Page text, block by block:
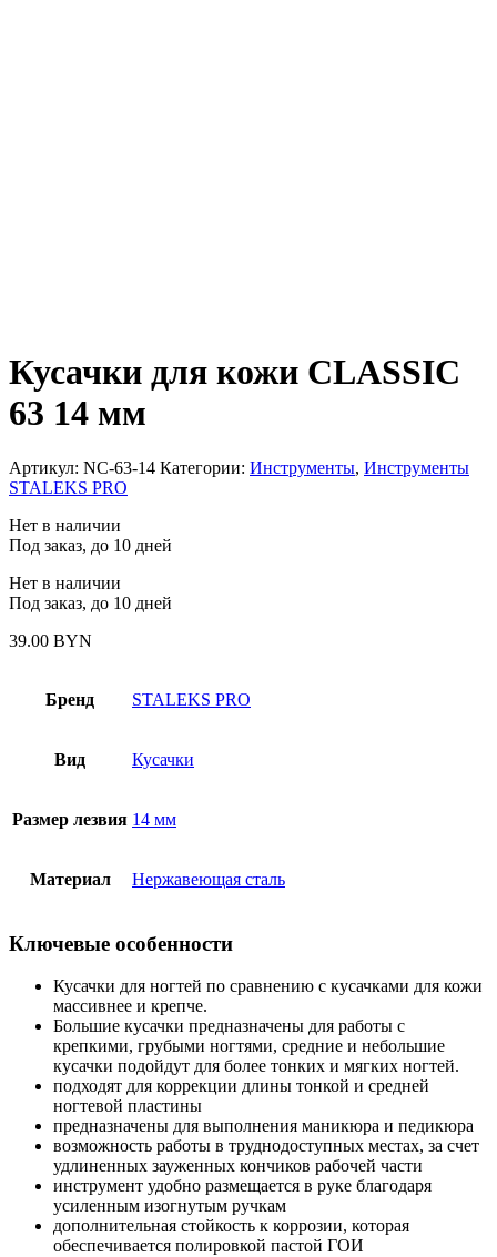
Кусачки для кожи CLASSIC
63 14 мм
Артикул: NC-63-14 Категории: Инструменты, Инструменты
STALEKS PRO
Нет в наличии
Под заказ, до 10 дней
Нет в наличии
Под заказ, до 10 дней
39.00 BYN
Бренд STALEKS PRO
Вид Кусачки
Размер лезвия 14 мм
Материал Нержавеющая сталь
Ключевые особенности
Кусачки для ногтей по сравнению с кусачками для кожи
массивнее и крепче.
Большие кусачки предназначены для работы с
крепкими, грубыми ногтями, средние и небольшие
кусачки подойдут для более тонких и мягких ногтей.
подходят для коррекции длины тонкой и средней
ногтевой пластины
предназначены для выполнения маникюра и педикюра
возможность работы в труднодоступных местах, за счет
удлиненных зауженных кончиков рабочей части
инструмент удобно размещается в руке благодаря
усиленным изогнутым ручкам
дополнительная стойкость к коррозии, которая
обеспечивается полировкой пастой ГОИ